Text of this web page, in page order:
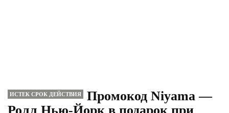
ИСТЕК СРОК ДЕЙСТВИЯ
Промокод Niyama —